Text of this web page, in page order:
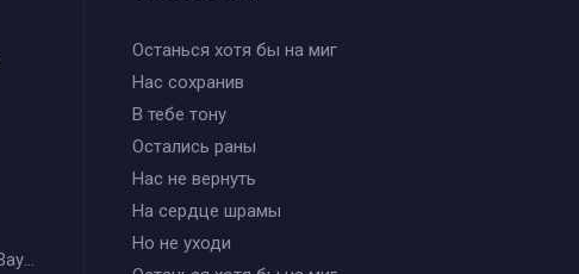
Adilet Zhaugashar, Alisher Bayniyazov
Останься хотя бы на миг
Нас сохранив
В тебе тону
Остались раны
Нас не вернуть
На сердце шрамы
Но не уходи